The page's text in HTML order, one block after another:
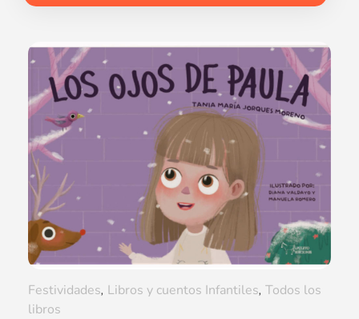
Festividades, Libros y cuentos Infantiles, Todos los
libros